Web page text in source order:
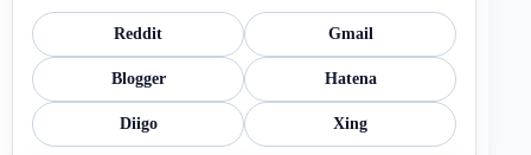
Reddit Gmail
Blogger Hatena
Diigo Xing